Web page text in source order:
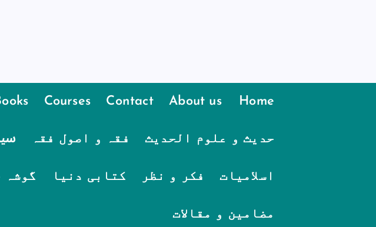
Home
About us
Contact
Courses
حدیث و علوم الحدیث فقہ و اصول فقہ
اسلامیات فکر و نظر کتابی دنیا گوشہ
مضامین و مقالات